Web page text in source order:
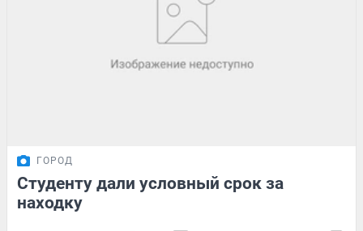
ГОРОД
Студенту дали условный срок за
находку